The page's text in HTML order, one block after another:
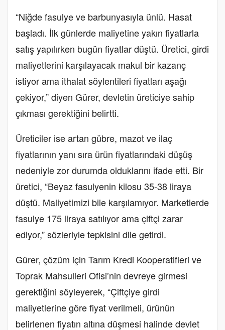
“Niğde fasulye ve barbunyasıyla ünlü. Hasat
başladı. İlk günlerde maliyetine yakın fiyatlarla
satış yapılırken bugün fiyatlar düştü. Üretici, girdi
maliyetlerini karşılayacak makul bir kazanç
istiyor ama ithalat söylentileri fiyatları aşağı
çekiyor,” diyen Gürer, devletin üreticiye sahip
çıkması gerektiğini belirtti.
Üreticiler ise artan gübre, mazot ve ilaç
fiyatlarının yanı sıra ürün fiyatlarındaki düşüş
nedeniyle zor durumda olduklarını ifade etti. Bir
üretici, “Beyaz fasulyenin kilosu 35-38 liraya
düştü. Maliyetimizi bile karşılamıyor. Marketlerde
fasulye 175 liraya satılıyor ama çiftçi zarar
ediyor,” sözleriyle tepkisini dile getirdi.
Gürer, çözüm için Tarım Kredi Kooperatifleri ve
Toprak Mahsulleri Ofisi’nin devreye girmesi
gerektiğini söyleyerek, “Çiftçiye girdi
maliyetlerine göre fiyat verilmeli, ürünün
belirlenen fiyatın altına düşmesi halinde devlet